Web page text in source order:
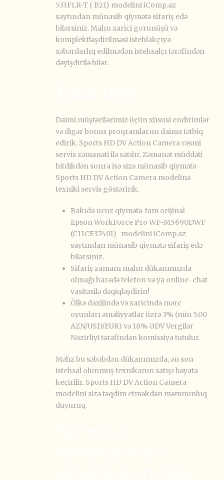
533FLR-T ( B21) modelini iComp.az
saytından münasib qiymətə sifariş edə
bilərsiniz. Malın xarici gorunüşü və
komplektləşdirilməsi istehlakçıya
xəbərdarlıq edilmədən istehsalçı tərəfindən
dəyişdirilə bilər.
Daimi müştərilərimiz üçün xüsusi endirimlər
və digər bonus proqramlarını daima tətbiq
edirik. Sports HD DV Action Camera rəsmi
servis zəmanəti ilə satılır. Zəmanət müddəti
bitdikdən sonra isə sizə münasib qiymətə
Sports HD DV Action Camera modelinə
texniki servis göstəririk.
Bakıda ucuz qiymətə tam orijinal
Epson WorkForce Pro WF-M5690DWF
(C11CE37401) modelini iComp.az
saytından münasib qiymətə sifariş edə
bilərsiniz.
Sifariş zamanı malın dükanımızda
olmağı barədə telefon və ya online-chat
vasitəsilə dəqiqləşdirin!
Ölkə daxilində və xaricində mərc
oyunları əməliyyatlar üzrə 3% (min 5.00
AZN/USD/EUR) və 18% ƏDV Vergilər
Nazirliyi tərəfindən komissiya tutulur.
Məhz bu səbəbdən dükanımızda, ən son
istehsal olunmuş texnikanın satışı həyata
keçirilir. Sports HD DV Action Camera
modelini sizə təqdim etməkdən məmnunluq
duyuruq.